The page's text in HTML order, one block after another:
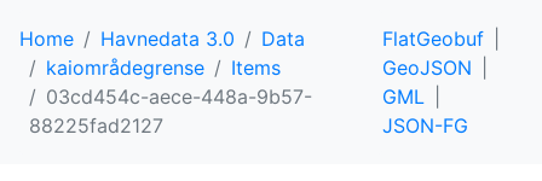
Home Havnedata 3.0
Data
kaiområdegrense
Items
03cd454c-aece-448a-9b57-
88225fad2127
FlatGeobuf
GeoJSON
GML
JSON-FG